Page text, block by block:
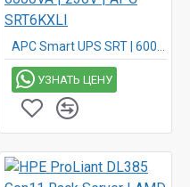
УЗНАТЬ ЦЕНУ